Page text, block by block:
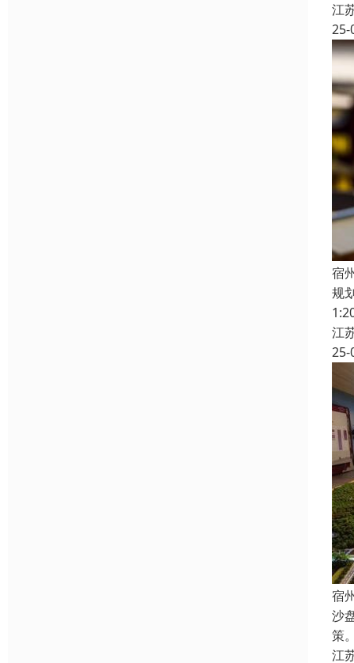
江
25-
宿
规
江
25-
宿
沙
策
江